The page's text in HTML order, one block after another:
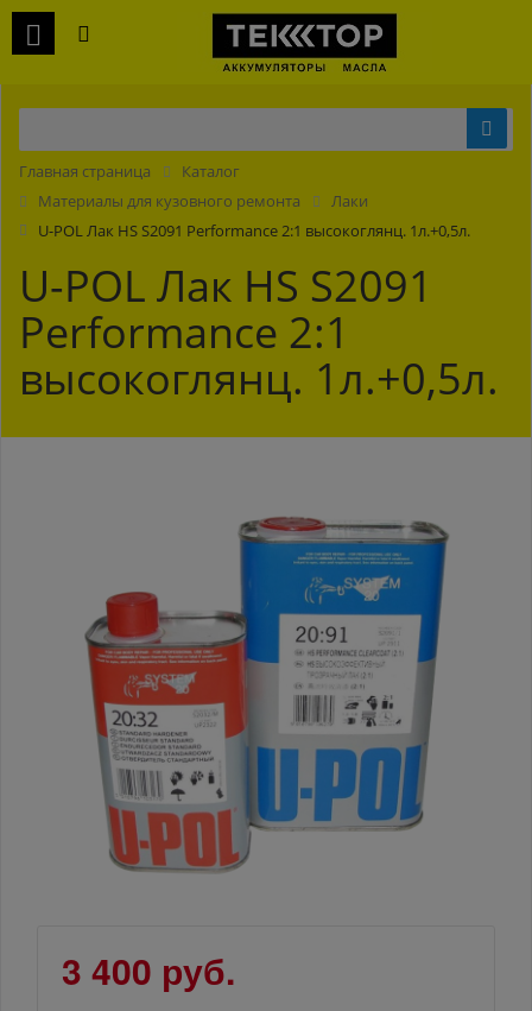
Главная страница
Каталог
Материалы для кузовного ремонта
Лаки
U-POL Лак HS S2091 Performance 2:1 высокоглянц. 1л.+0,5л.
U-POL Лак HS S2091
Performance 2:1
высокоглянц. 1л.+0,5л.
3 400 руб.